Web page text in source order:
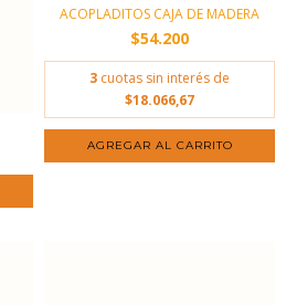
ACOPLADITOS CAJA DE MADERA
$54.200
3 cuotas sin interés de
$18.066,67